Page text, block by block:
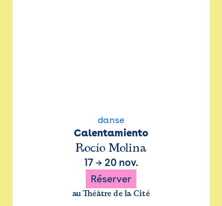
danse
Calentamiento
Rocío Molina
17→ 20 nov.
Réserver
au Théâtre de la Cité